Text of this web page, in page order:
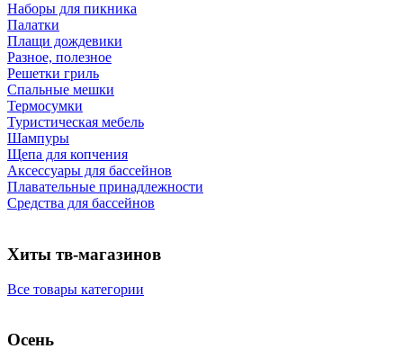
Наборы для пикника
Палатки
Плащи дождевики
Разное, полезное
Решетки гриль
Спальные мешки
Термосумки
Туристическая мебель
Шампуры
Щепа для копчения
Аксессуары для бассейнов
Плавательные принадлежности
Средства для бассейнов
Хиты тв-магазинов
Все товары категории
Осень